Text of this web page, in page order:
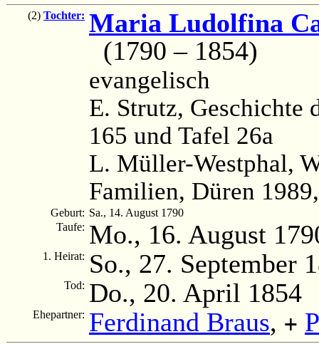
(2) Tochter: Maria Ludolfina
(1790 – 1854)
evangelisch
E. Strutz, Geschichte
165 und Tafel 26a
L. Müller-Westphal,
Familien, Düren
Geburt: Sa., 14. August 1790
Taufe: Mo., 16. August
1. Heirat: So., 27. September
Tod: Do., 20. April 1854
Ehepartner: Ferdinand Braus, +